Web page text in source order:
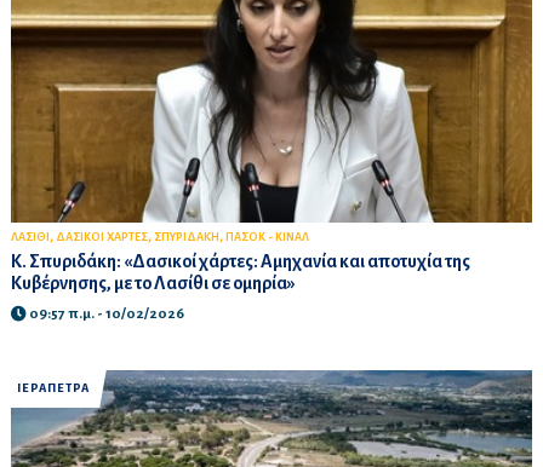
ΛΑΣΙΘΙ , ΔΑΣΙΚΟΙ ΧΑΡΤΕΣ, ΣΠΥΡΙΔΑΚΗ , ΠΑΣΟΚ - ΚΙΝΑΛ
Κ. Σπυριδάκη: «Δασικοί χάρτες: Αμηχανία και αποτυχία της
Κυβέρνησης, με το Λασίθι σε ομηρία»
09:57 π.μ. - 10/02/2026
ΙΕΡΑΠΕΤΡΑ